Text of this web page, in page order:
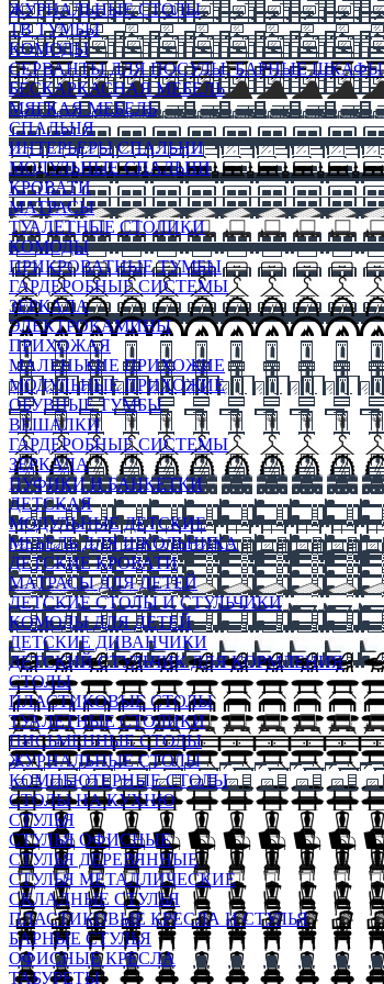
ЖУРНАЛЬНЫЕ СТОЛЫ
ТВ ТУМБЫ
КОМОДЫ
СЕРВАНТЫ ДЛЯ ПОСУДЫ, БАРНЫЕ ШКАФЫ
БЕСКАРКАСНАЯ МЕБЕЛЬ
МЯГКАЯ МЕБЕЛЬ
СПАЛЬНЯ
ИНТЕРЬЕРЫ СПАЛЬНИ
МОДУЛЬНЫЕ СПАЛЬНИ
КРОВАТИ
МАТРАСЫ
ТУАЛЕТНЫЕ СТОЛИКИ
КОМОДЫ
ПРИКРОВАТНЫЕ ТУМБЫ
ГАРДЕРОБНЫЕ СИСТЕМЫ
ЗЕРКАЛА
ЭЛЕКТРОКАМИНЫ
ПРИХОЖАЯ
МАЛЕНЬКИЕ ПРИХОЖИЕ
МОДУЛЬНЫЕ ПРИХОЖИЕ
ОБУВНЫЕ ТУМБЫ
ВЕШАЛКИ
ГАРДЕРОБНЫЕ СИСТЕМЫ
ЗЕРКАЛА
ПУФИКИ И БАНКЕТКИ
ДЕТСКАЯ
МОДУЛЬНЫЕ ДЕТСКИЕ
МЕБЕЛЬ ДЛЯ ШКОЛЬНИКА
ДЕТСКИЕ КРОВАТИ
МАТРАСЫ ДЛЯ ДЕТЕЙ
ДЕТСКИЕ СТОЛЫ И СТУЛЬЧИКИ
КОМОДЫ ДЛЯ ДЕТЕЙ
ДЕТСКИЕ ДИВАНЧИКИ
ДЕТСКИЙ СТУЛЬЧИК ДЛЯ КОРМЛЕНИЯ
СТОЛЫ
ПЛАСТИКОВЫЕ СТОЛЫ
ТУАЛЕТНЫЕ СТОЛИКИ
ПИСЬМЕННЫЕ СТОЛЫ
ЖУРНАЛЬНЫЕ СТОЛЫ
КОМПЬЮТЕРНЫЕ СТОЛЫ
СТОЛЫ НА КУХНЮ
СТУЛЬЯ
СТУЛЬЯ ОФИСНЫЕ
СТУЛЬЯ ДЕРЕВЯННЫЕ
СТУЛЬЯ МЕТАЛЛИЧЕСКИЕ
СКЛАДНЫЕ СТУЛЬЯ
ПЛАСТИКОВЫЕ КРЕСЛА И СТУЛЬЯ
БАРНЫЕ СТУЛЬЯ
ОФИСНЫЕ КРЕСЛА
ТАБУРЕТЫ